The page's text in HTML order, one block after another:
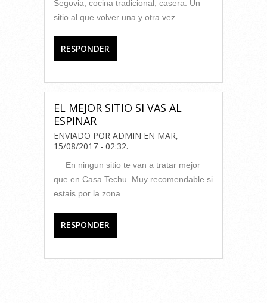
Segovia, cocina tradicional, casera. Un
sitio al que volver una y otra vez.
RESPONDER
EL MEJOR SITIO SI VAS AL
ESPINAR
ENVIADO POR ADMIN EN MAR,
15/08/2017 - 02:32.
En ningun sitio te van a tratar mejor
que en Casa Techu. Muy recomendable si
estais por la zona.
RESPONDER